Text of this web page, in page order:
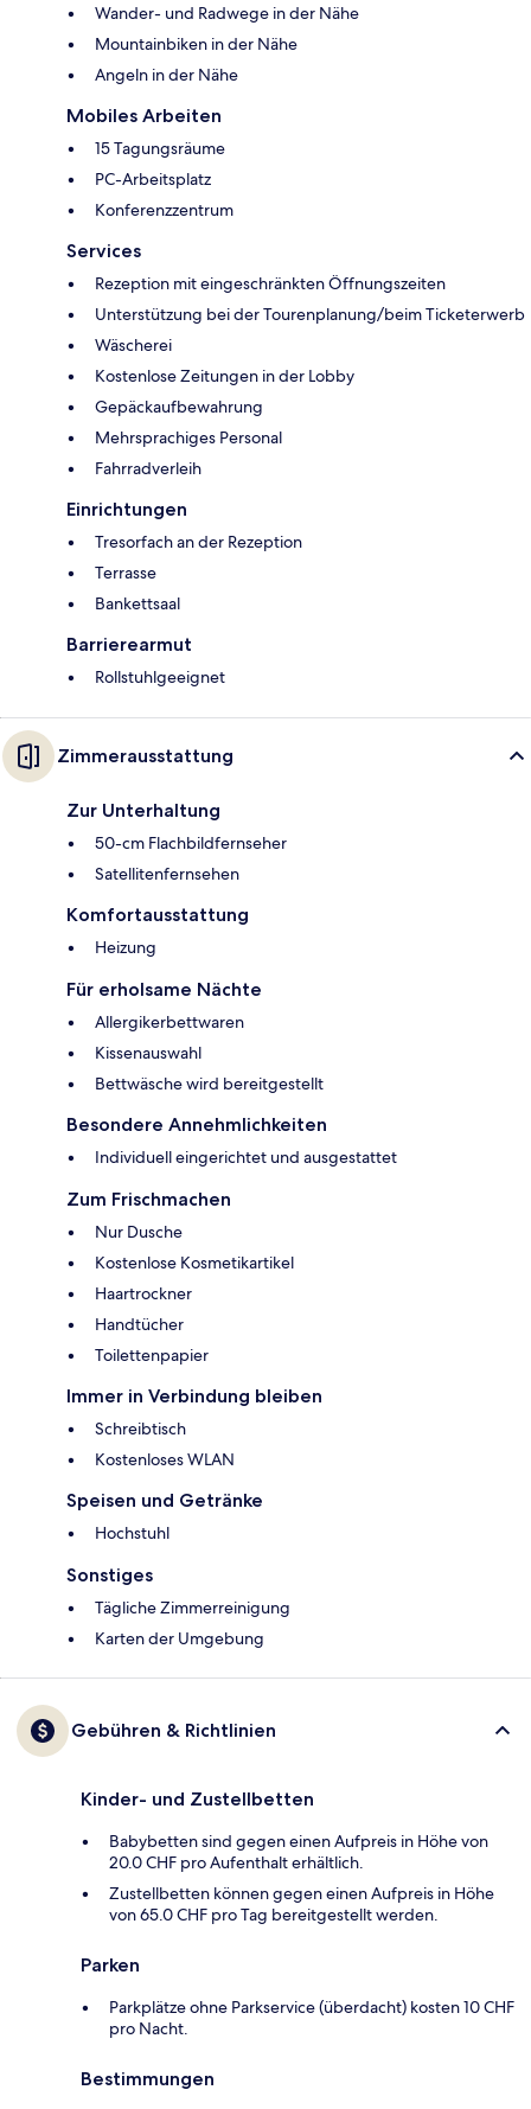
Wander- und Radwege in der Nähe
Mountainbiken in der Nähe
Angeln in der Nähe
Mobiles Arbeiten
15 Tagungsräume
PC-Arbeitsplatz
Konferenzzentrum
Services
Rezeption mit eingeschränkten Öffnungszeiten
Unterstützung bei der Tourenplanung/beim Ticketerwerb
Wäscherei
Kostenlose Zeitungen in der Lobby
Gepäckaufbewahrung
Mehrsprachiges Personal
Fahrradverleih
Einrichtungen
Tresorfach an der Rezeption
Terrasse
Bankettsaal
Barrierearmut
Rollstuhlgeeignet
Zimmerausstattung
Zur Unterhaltung
50-cm Flachbildfernseher
Satellitenfernsehen
Komfortausstattung
Heizung
Für erholsame Nächte
Allergikerbettwaren
Kissenauswahl
Bettwäsche wird bereitgestellt
Besondere Annehmlichkeiten
Individuell eingerichtet und ausgestattet
Zum Frischmachen
Nur Dusche
Kostenlose Kosmetikartikel
Haartrockner
Handtücher
Toilettenpapier
Immer in Verbindung bleiben
Schreibtisch
Kostenloses WLAN
Speisen und Getränke
Hochstuhl
Sonstiges
Tägliche Zimmerreinigung
Karten der Umgebung
Gebühren & Richtlinien
Kinder- und Zustellbetten
Babybetten sind gegen einen Aufpreis in Höhe von
20.0 CHF pro Aufenthalt erhältlich.
Zustellbetten können gegen einen Aufpreis in Höhe
von 65.0 CHF pro Tag bereitgestellt werden.
Parken
Parkplätze ohne Parkservice (überdacht) kosten 10 CHF
pro Nacht.
Bestimmungen